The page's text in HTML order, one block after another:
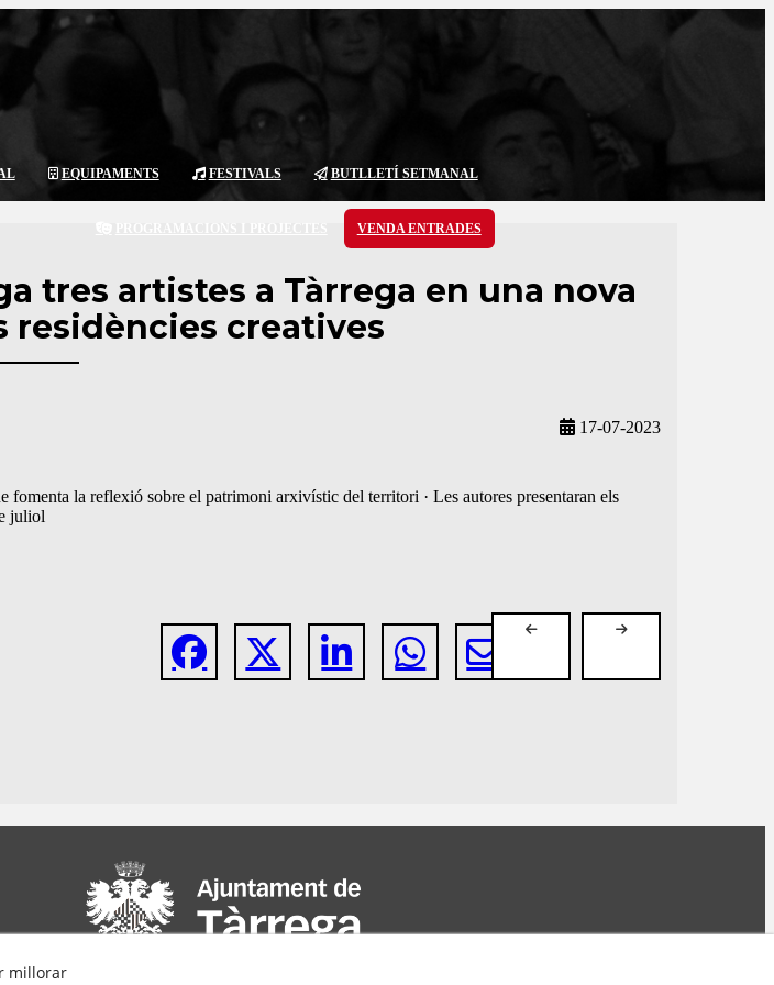
EQUIPAMENTS FESTIVALS BUTLLETÍ SETMANAL
VENDA ENTRADES
tres artistes a Tàrrega en una nova
residències creatives
17-07-2023
la reflexió sobre el patrimoni arxivístic del territori · Les autores presentaran els
juliol
millorar